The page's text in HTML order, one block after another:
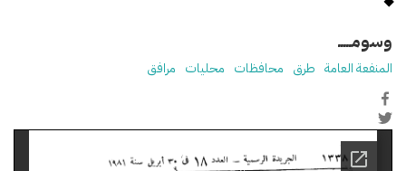
وسومـــــ
المنفعة العامة طرق محافظات محليات مرافق